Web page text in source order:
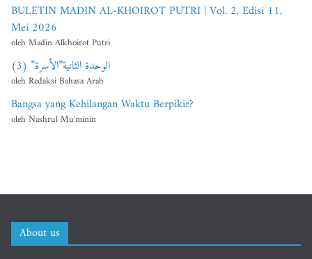
BULETIN MADIN AL-KHOIROT PUTRI | Vol. 2, Edisi 11,
Mei 2026
oleh Madin Alkhoirot Putri
الوحدة الثانية”الأسرة” (3)
oleh Redaksi Bahasa Arab
Bangsa yang Kehilangan Waktu Berpikir?
oleh Nashrul Mu'minin
About us